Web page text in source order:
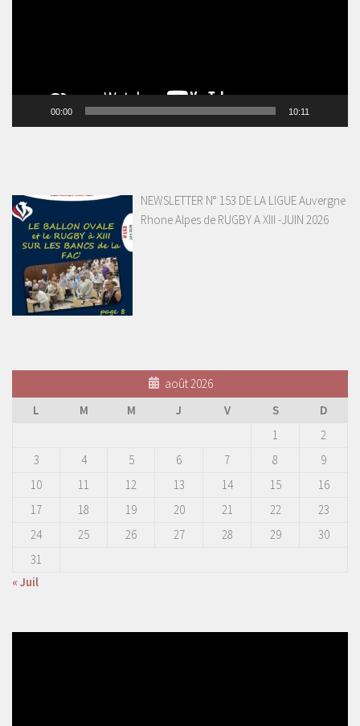
00:00 10:11
NEWSLETTER N° 153 DE LA LIGUE Auvergne
Rhone Alpes de RUGBY A XIII -JUIN 2026
août 2026
L
M M J V S
D
1
2
3
4 5 6 7 8
9
10
11 12 13 14 15
16
17
18 19 20 21 22
23
24
25 26 27 28 29
30
31
« Juil